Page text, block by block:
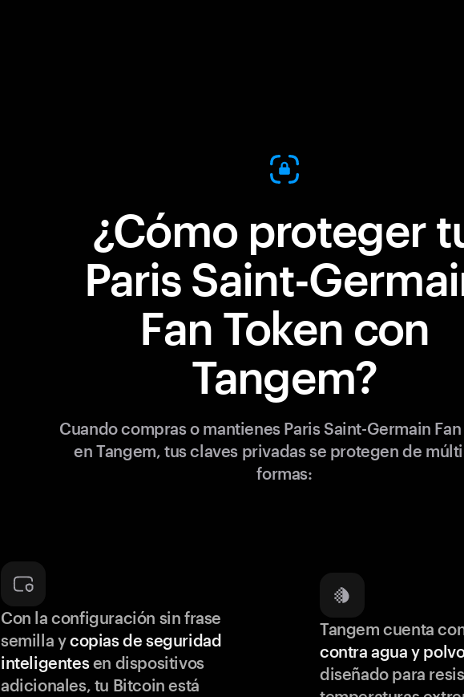
¿Cómo proteger
Paris Saint-
Fan Token con
Tangem?
Cuando compras o mantienes Paris Saint-Germain
en Tangem, tus claves privadas se protegen de
formas:
Con la configuración sin frase
semilla ycopias de seguridad
inteligentesen dispositivos
adicionales, tu Bitcoin está
Tangem cuenta
contra agua y
diseñado para